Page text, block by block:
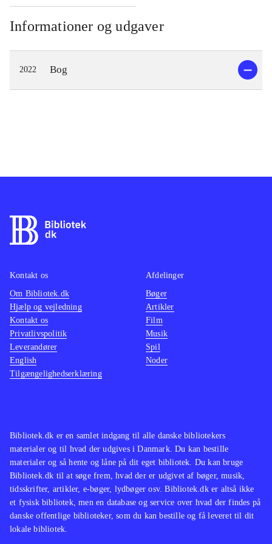
Informationer og udgaver
2022 Bog
Bibliotek.dk er en samlet indgang til alle danske bibliotekers
materialer og til hvad der udgives i Danmark. Du kan bestille
materialer og så hente og låne på dit eget bibliotek. Du kan bruge
Bibliotek.dk til at søge frem, hvad der er udgivet af bøger, musik,
tidsskrifter, artikler, e-bøger, lydbøger osv. Bibliotek.dk er altså ikke
et fysisk bibliotek, men en database og service over hvad der findes på
danske offentlige biblioteker, som du kan bestille og få leveret til dit
lokale bibliotek.
Kontakt os
Om Bibliotek.dk
Hjælp og vejledning
Kontakt os
Privatlivspolitik
Leverandører
English
Tilgængelighedserklæring
Afdelinger
Bøger
Artikler
Film
Musik
Spil
Noder